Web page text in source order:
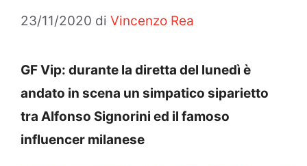
23/11/2020 di Vincenzo Rea
GF Vip: durante la diretta del lunedì è
andato in scena un simpatico siparietto
tra Alfonso Signorini ed il famoso
influencer milanese